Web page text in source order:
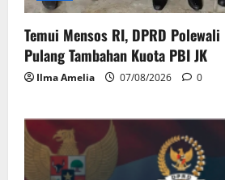
Temui Mensos RI, DPRD
Pulang Tambahan Kuota PBI JK
Ilma Amelia 07/08/2026 0